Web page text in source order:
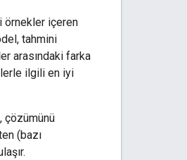
örnekler içeren
tahmini
arasındaki farka
ilgili en iyi
çözümünü
(bazı